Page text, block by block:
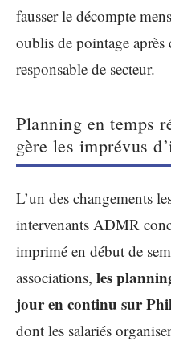
fausser le décompte
oublis de pointage
responsable de secteur.
Planning en temps
gère les imprévus
L’un des changements
intervenants ADMR
imprimé en début de
associations, les
jour en continu sur
dont les salariés